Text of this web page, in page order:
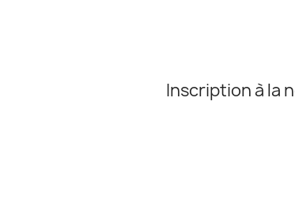
Inscription à la